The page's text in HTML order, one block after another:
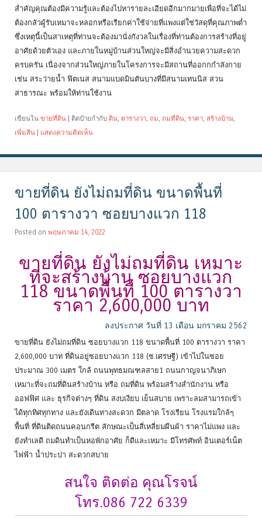
สำคัญคุณต้องมีความรู้และต้องไปหารายละเอียดอีกมากมายเพื่อที่จะได้ไม่
ต้องกลัวผู้รับเหมาจะหลอกหรือเรียกค่าใช้จ่ายที่แพงแต่ใช่วัสดุที่คุณภาพต่ำ
ซึ่งเหตุนี้เป็นสาเหตุที่ท่านจะต้องมานั่งกังวลในเรื่องที่ท่านต้องการสร้างที่อยู่
อาศัยด้วยตัวเอง และภายในหมู่บ้านส่วนใหญ่จะมีสิ่งอำนวยความสะดวก
ครบครัน เนื่องจากส่วนใหญ่ภายในโครงการจะมีสถานที่ออกกกำลังกาย
เช่น สระว่ายน้ำ ฟิตเนส สนามแบดมินตันบางที่มีสนามเทนนิส สวน
สาธารณะ พร้อมให้ท่านใช้งาน
เขียนใน ขายที่ดิน ติดป้ายกำกับ ดิน, ตารางวา, ถม, ถมที่ดิน, ราคา, สร้างบ้าน,
เพิ่มสิน
แสดงความคิดเห็น
ขายที่ดิน ยังไม่ถมที่ดิน ขนาดพื้นที่
100 ตารางวา ซอยบางแวก 118
Posted on พฤษภาคม 14, 2022
ขายที่ดิน ยังไม่ถมที่ดิน เหมาะ
ที่จะสร้างบ้าน ซอยบางแวก
118 ขนาดพื้นที่ 100 ตารางวา
ราคา 2,600,000 บาท
ลงประกาศ วันที่ 13 เดือน มกราคม 2562
ขายที่ดิน ยังไม่ถมที่ดิน ซอยบางแวก 118 ขนาดพื้นที่ 100 ตารางวา ราคา
2,600,000 บาท ที่ดินอยู่ซอยบางแวก 118 (ซ.เศรษฐี) เข้าไปในซอย
ประมาณ 300 เมตร ใกล้ ถนนพุทธมณฑลสาย1 ถนนกาญจนาภิเษก
เหมาะที่จะถมที่ดินสร้างบ้าน หรือ ถมที่ดิน พร้อมสร้างสำนักงาน หรือ
ออฟฟิศ และ ธุรกิจต่างๆ ที่ดิน สงบเงียบ เย็นสบาย เพราะลมสามารถเข้า
ได้ทุกทิศทุกทาง และยังเดินทางสะดวก มีตลาด โรงเรียน โรงแรมใกล้ๆ
พื้นที่ ที่ดินติดถนนคอนกรีต ลักษณะเป็นสี่เหลี่ยมผืนผ้า ราคาไม่แพง และ
ยังทำเลดี ถมดินทำเป็นหอพักอาศัย ก็ดีและเหมาะ มีโทรศัพท์ อินเตอร์เน็ต
ไฟฟ้า น้ำประปา สะดวกสบาย
สนใจ ติดต่อ คุณโรจน์
โทร.086 722 6339